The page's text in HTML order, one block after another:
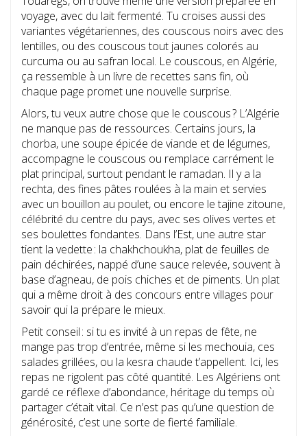
voyage, avec du lait fermenté. Tu croises aussi des
variantes végétariennes, des couscous noirs avec des
lentilles, ou des couscous tout jaunes colorés au
curcuma ou au safran local. Le couscous, en Algérie,
ça ressemble à un livre de recettes sans fin, où
chaque page promet une nouvelle surprise.
Alors, tu veux autre chose que le couscous ? L’Algérie
ne manque pas de ressources. Certains jours, la
chorba, une soupe épicée de viande et de légumes,
accompagne le couscous ou remplace carrément le
plat principal, surtout pendant le ramadan. Il y a la
rechta, des fines pâtes roulées à la main et servies
avec un bouillon au poulet, ou encore le tajine zitoune,
célébrité du centre du pays, avec ses olives vertes et
ses boulettes fondantes. Dans l’Est, une autre star
tient la vedette : la chakhchoukha, plat de feuilles de
pain déchirées, nappé d’une sauce relevée, souvent à
base d’agneau, de pois chiches et de piments. Un plat
qui a même droit à des concours entre villages pour
savoir qui la prépare le mieux.
Petit conseil : si tu es invité à un repas de fête, ne
mange pas trop d’entrée, même si les mechouia, ces
salades grillées, ou la kesra chaude t’appellent. Ici, les
repas ne rigolent pas côté quantité. Les Algériens ont
gardé ce réflexe d’abondance, héritage du temps où
partager c’était vital. Ce n’est pas qu’une question de
générosité, c’est une sorte de fierté familiale.